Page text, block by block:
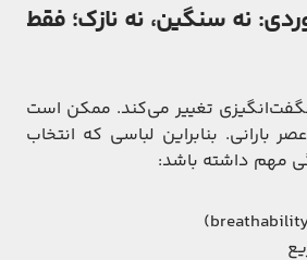
نه سنگین، نه نازک؛ فقط
تغییر می‌کند. ممکن است
بارانی. بنابراین لباسی که انتخاب
مهم داشته باشد: